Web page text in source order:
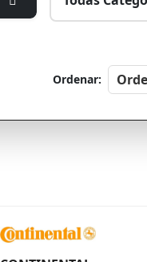
Ordenar: